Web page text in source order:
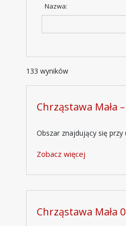
Nazwa:
133 wyników
Chrząstawa Mała
Obszar znajdujący się przy
Zobacz więcej
Chrząstawa Mała